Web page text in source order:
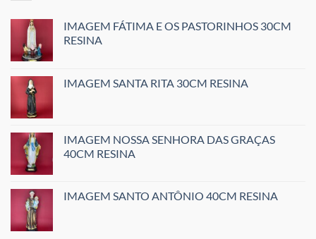
IMAGEM FÁTIMA E OS PASTORINHOS 30CM
RESINA
IMAGEM SANTA RITA 30CM RESINA
IMAGEM NOSSA SENHORA DAS GRAÇAS
40CM RESINA
IMAGEM SANTO ANTÔNIO 40CM RESINA